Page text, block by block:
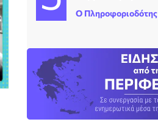
Ο Πληροφοριοδότης